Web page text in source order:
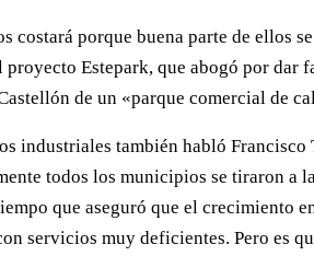
costará porque buena parte de ellos
proyecto Estepark, que abogó por
de un «parque comercial de
industriales también habló
todos los municipios se tiraron a
que aseguró que el crecimiento
servicios muy deficientes. Pero es